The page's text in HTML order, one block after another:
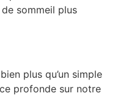
sommeil plus
plus qu’un simple
profonde sur notre